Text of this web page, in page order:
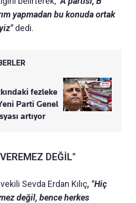
yapmadan bu konuda ortak
dedi.
fezleke
Parti Genel
artıyor
DEĞİL"
Sevda Erdan Kılıç, "Hiç
değil, bence herkes